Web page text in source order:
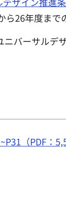
ら26年度まで
バーサルデ
（PDF：